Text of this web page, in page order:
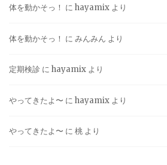
体を動かそっ！ に hayamix より
体を動かそっ！ に みんみん より
定期検診 に hayamix より
やってきたよ〜 に hayamix より
やってきたよ〜 に 桃 より